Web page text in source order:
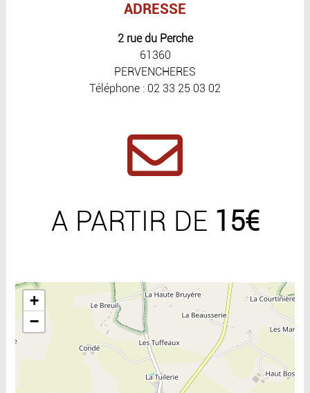
ADRESSE
2 rue du Perche
61360
PERVENCHERES
Téléphone : 02 33 25 03 02
A PARTIR DE 15€
Include la carte
+
−